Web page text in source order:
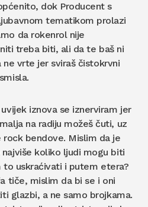
dok Producent s
tematikom prolazi
da rokenrol nije
treba biti, ali da te baš ni
ne vrte jer sviraš čistokrvni
iznova se iznerviram jer
na radiju možeš čuti, uz
bendove. Mislim da je
koliko ljudi mogu biti
to uskraćivati i putem etera?
tiče, mislim da bi se i oni
glazbi, a ne samo brojkama.